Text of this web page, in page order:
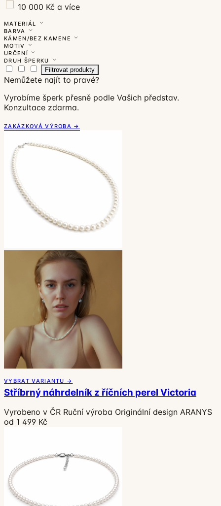
10 000 Kč a více
MATERIÁL
BARVA
KÁMEN/BEZ KAMENE
MOTIV
URČENÍ
DRUH ŠPERKU
Filtrovat produkty
Nemůžete najít to pravé?
Vyrobíme šperk přesně podle Vašich představ.
Konzultace zdarma.
ZAKÁZKOVÁ VÝROBA →
VYBRAT VARIANTU →
Stříbrný náhrdelník z říčních perel Victoria
Vyrobeno v ČR Ruční výroba Originální design ARANYS
od 1 499 Kč